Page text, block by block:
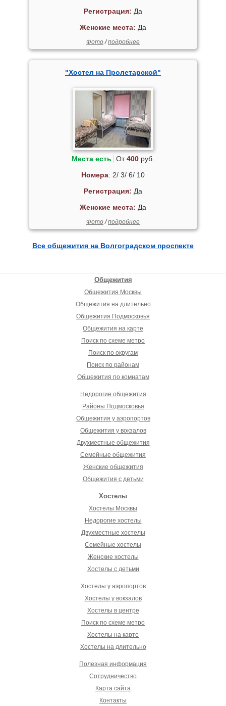
Регистрация: Да
Женские места: Да
Фото/подробнее
"Хостел на Пролетарской"
Места есть От400руб.
Номера: 2/ 3/ 6/ 10
Регистрация: Да
Женские места: Да
Фото/подробнее
Все общежития на Волгоградском проспекте
Общежития
Общежития Москвы
Общежития на длительно
Общежития Подмосковья
Общежития на карте
Поиск по схеме метро
Поиск по округам
Поиск по районам
Общежития по комнатам
Недорогие общежития
Районы Подмосковья
Общежития у аэропортов
Общежития у вокзалов
Двухместные общежития
Семейные общежития
Женские общежития
Общежития с детьми
Хостелы
Хостелы Москвы
Недорогие хостелы
Двухместные хостелы
Семейные хостелы
Женские хостелы
Хостелы с детьми
Хостелы у аэропортов
Хостелы у вокзалов
Хостелы в центре
Поиск по схеме метро
Хостелы на карте
Хостелы на длительно
Полезная информация
Сотрудничество
Карта сайта
Контакты